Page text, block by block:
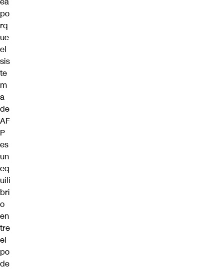
po
rq
ue
el
sis
te
m
a
de
AF
P
es
un
eq
uili
bri
o
en
tre
el
po
de